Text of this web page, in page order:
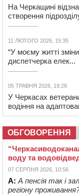
На Черкащині
створення
11 ЛЮТОГО 2026, 15:35
“У моєму житті
диспетчерка елек...
05 ТРАВНЯ 2026, 19:28
У Черкасах
водіння на
ОБГОВОРЕННЯ
воду та
07 СЕРПНЯ 2026, 10:56
А: А пенсія так і
регіону